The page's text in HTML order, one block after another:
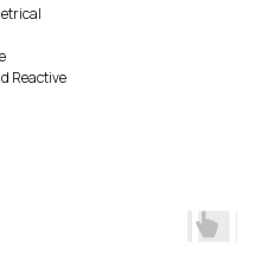
Reactive